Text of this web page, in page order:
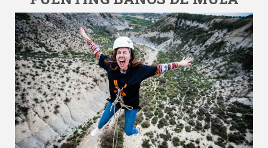
ACTIVIDADES
ALQUILER
EQUIPO
CONTACTO